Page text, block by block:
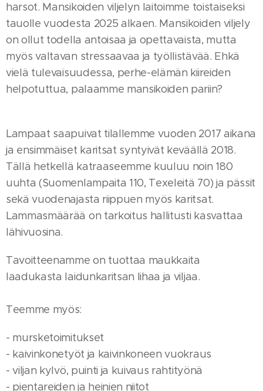
harsot. Mansikoiden viljelyn laitoimme toistaiseksi
tauolle vuodesta 2025 alkaen. Mansikoiden viljely
on ollut todella antoisaa ja opettavaista, mutta
myös valtavan stressaavaa ja työllistävää. Ehkä
vielä tulevaisuudessa, perhe-elämän kiireiden
helpotuttua, palaamme mansikoiden pariin?
Lampaat saapuivat tilallemme vuoden 2017 aikana
ja ensimmäiset karitsat syntyivät keväällä 2018.
Tällä hetkellä katraaseemme kuuluu noin 180
uuhta (Suomenlampaita 110, Texeleitä 70) ja pässit
sekä vuodenajasta riippuen myös karitsat.
Lammasmäärää on tarkoitus hallitusti kasvattaa
lähivuosina.
Tavoitteenamme on tuottaa maukkaita
laadukasta laidunkaritsan lihaa ja viljaa.
Teemme myös:
- mursketoimitukset
- kaivinkonetyöt ja kaivinkoneen vuokraus
- viljan kylvö, puinti ja kuivaus rahtityönä
- pientareiden ja heinien niitot